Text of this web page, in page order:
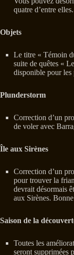
quatre d’entre elles.
Objets
Le titre « Témoin
suite de quêtes «
disponible pour les
Plunderstorm
Correction d’un
de voler avec
Île aux Sirènes
Correction d’un
pour trouver la
devrait désormais
aux Sirènes.
Saison de la
Toutes les
seront supprimées